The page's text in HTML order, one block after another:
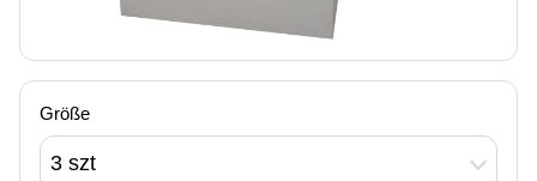
Größe
3 szt